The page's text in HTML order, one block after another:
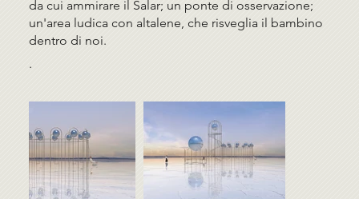
da cui ammirare il Salar; un ponte di osservazione;
un'area ludica con altalene, che risveglia il bambino
dentro di noi.
.